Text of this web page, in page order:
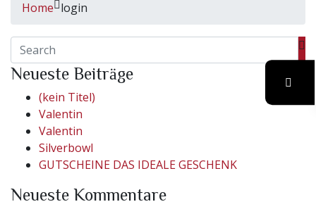
Home login
Neueste Beiträge
(kein Titel)
Valentin
Valentin
Silverbowl
GUTSCHEINE DAS IDEALE GESCHENK
Neueste Kommentare